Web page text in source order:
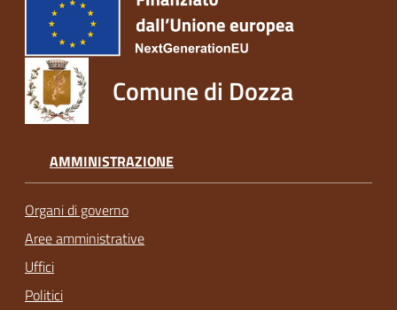
Comune di Dozza
AMMINISTRAZIONE
Organi di governo
Aree amministrative
Uffici
Politici